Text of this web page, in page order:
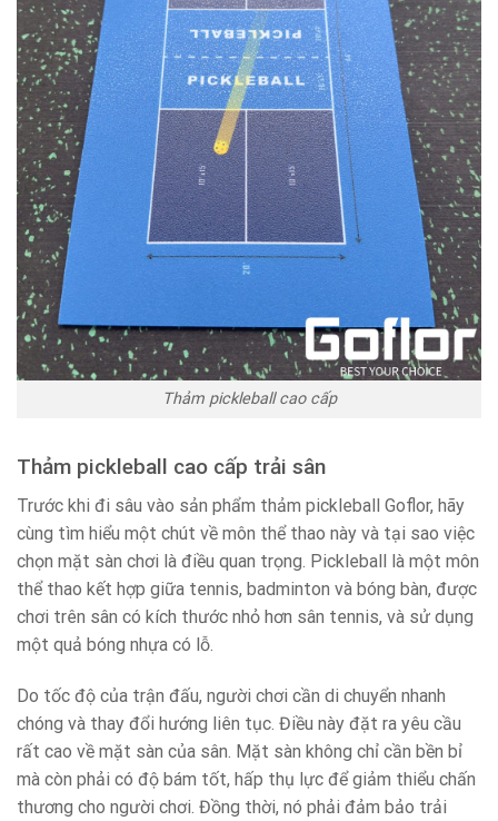
Thảm pickleball cao cấp
Thảm pickleball cao cấp trải sân
Trước khi đi sâu vào sản phẩm thảm pickleball Goflor, hãy
cùng tìm hiểu một chút về môn thể thao này và tại sao việc
chọn mặt sàn chơi là điều quan trọng. Pickleball là một môn
thể thao kết hợp giữa tennis, badminton và bóng bàn, được
chơi trên sân có kích thước nhỏ hơn sân tennis, và sử dụng
một quả bóng nhựa có lỗ.
Do tốc độ của trận đấu, người chơi cần di chuyển nhanh
chóng và thay đổi hướng liên tục. Điều này đặt ra yêu cầu
rất cao về mặt sàn của sân. Mặt sàn không chỉ cần bền bỉ
mà còn phải có độ bám tốt, hấp thụ lực để giảm thiểu chấn
thương cho người chơi. Đồng thời, nó phải đảm bảo trải